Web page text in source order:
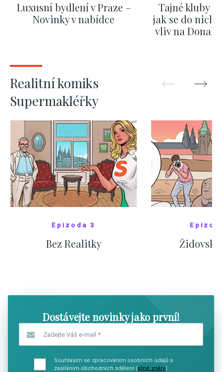
Luxusní bydlení v Praze –
Novinky v nabídce
Tajné kluby
jak se do nich
vliv na
Realitní komiks
Supermakléřky
Epizoda 3
Bez Realitky
Dostávejte novinky jako první!
Souhlasím se zpracováním osobních údajů a
zasíláním obchodních sdělení (plné znění)